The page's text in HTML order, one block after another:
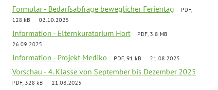
Formular - Bedarfsabfrage beweglicher Ferientag
PDF,
128 kB
02.10.2025
Information - Elternkuratorium Hort
PDF, 3.8 MB
26.09.2025
Information - Projekt Mediko PDF, 91 kB 21.08.2025
Vorschau - 4. Klasse von September bis Dezember 2025
PDF, 328 kB 21.08.2025